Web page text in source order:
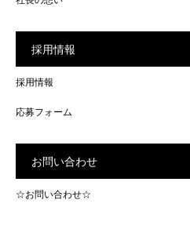
採用情報
採用情報
応募フォーム
お問い合わせ
☆お問い合わせ☆